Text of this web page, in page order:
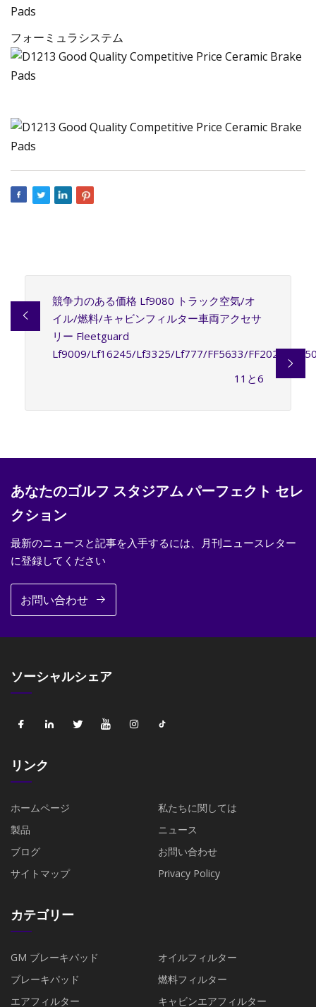
フォーミュラシステム
競争力のある価格 Lf9080 トラック空気/オ
イル/燃料/キャビンフィルター車両アクセサ
リー Fleetguard
Lf9009/Lf16245/Lf3325/Lf777/FF5633/FF202/
11と6
あなたのゴルフ スタジアム パーフェクト セレ
クション
最新のニュースと記事を入手するには、月刊ニュースレター
に登録してください
お問い合わせ
ソーシャルシェア
リンク
ホームページ
私たちに関しては
製品
ニュース
ブログ
お問い合わせ
サイトマップ
Privacy Policy
カテゴリー
GM ブレーキパッド
オイルフィルター
ブレーキパッド
燃料フィルター
エアフィルター
キャビンエアフィルター